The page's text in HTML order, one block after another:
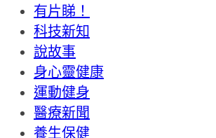
有片睇！
科技新知
說故事
身心靈健康
運動健身
醫療新聞
養生保健